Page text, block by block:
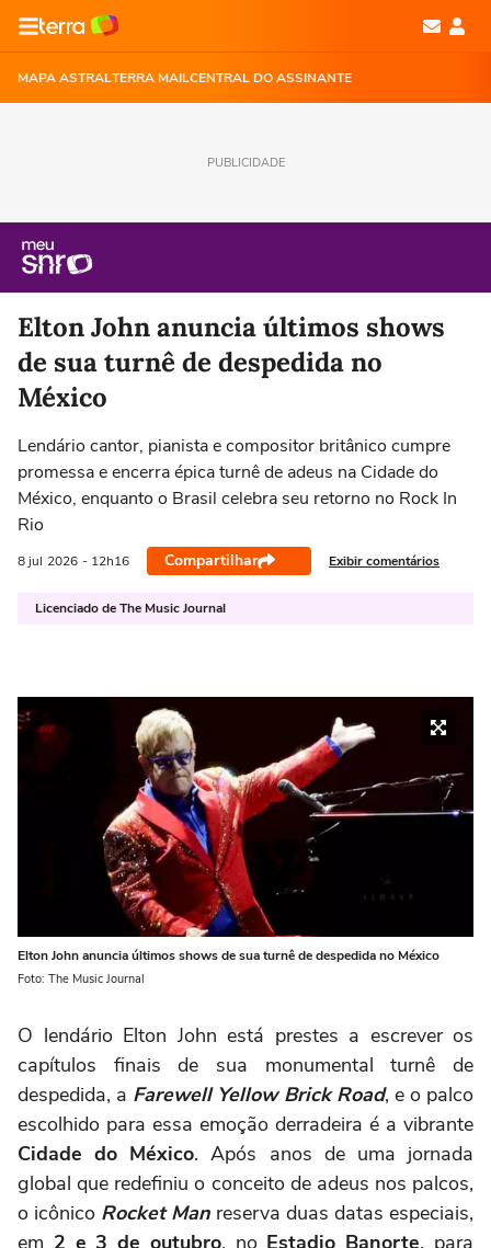
MAPA ASTRALTERRA MAILCENTRAL DO ASSINANTE
PUBLICIDADE
Elton John anuncia últimos shows
de sua turnê de despedida no
México
Lendário cantor, pianista e compositor britânico cumpre
promessa e encerra épica turnê de adeus na Cidade do
México, enquanto o Brasil celebra seu retorno no Rock In
Rio
8 jul 2026 - 12h16 Compartilhar Exibir comentários
Licenciado de The Music Journal
Elton John anuncia últimos shows de sua turnê de despedida no México
Foto: The Music Journal
O lendário Elton John está prestes a escrever os
capítulos finais de sua monumental turnê de
despedida, a Farewell Yellow Brick Road, e o palco
escolhido para essa emoção derradeira é a vibrante
Cidade do México. Após anos de uma jornada
global que redefiniu o conceito de adeus nos palcos,
o icônico Rocket Man reserva duas datas especiais,
em 2 e 3 de outubro, noEstadio Banorte, para